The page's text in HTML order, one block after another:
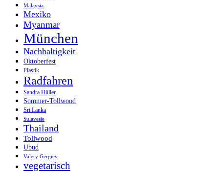
Malaysia
Mexiko
Myanmar
München
Nachhaltigkeit
Oktoberfest
Plastik
Radfahren
Sandra Hüller
Sommer-Tollwood
Sri Lanka
Sulavesie
Thailand
Tollwood
Ubud
Valery Gergiev
vegetarisch